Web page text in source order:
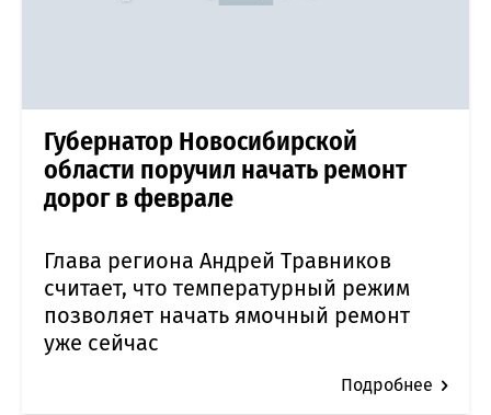
Губернатор Новосибирской
области поручил начать ремонт
дорог в феврале
Глава региона Андрей Травников
считает, что температурный режим
позволяет начать ямочный ремонт
уже сейчас
Подробнее